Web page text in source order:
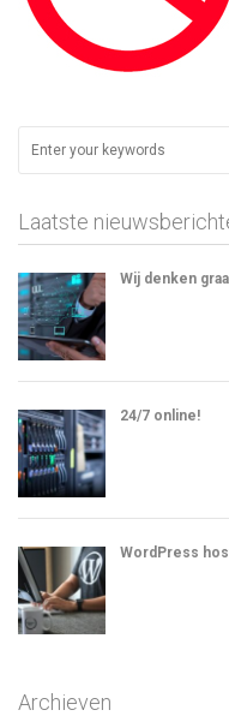
Laatste
Wij denken
24/7 online!
WordPress
Archieven